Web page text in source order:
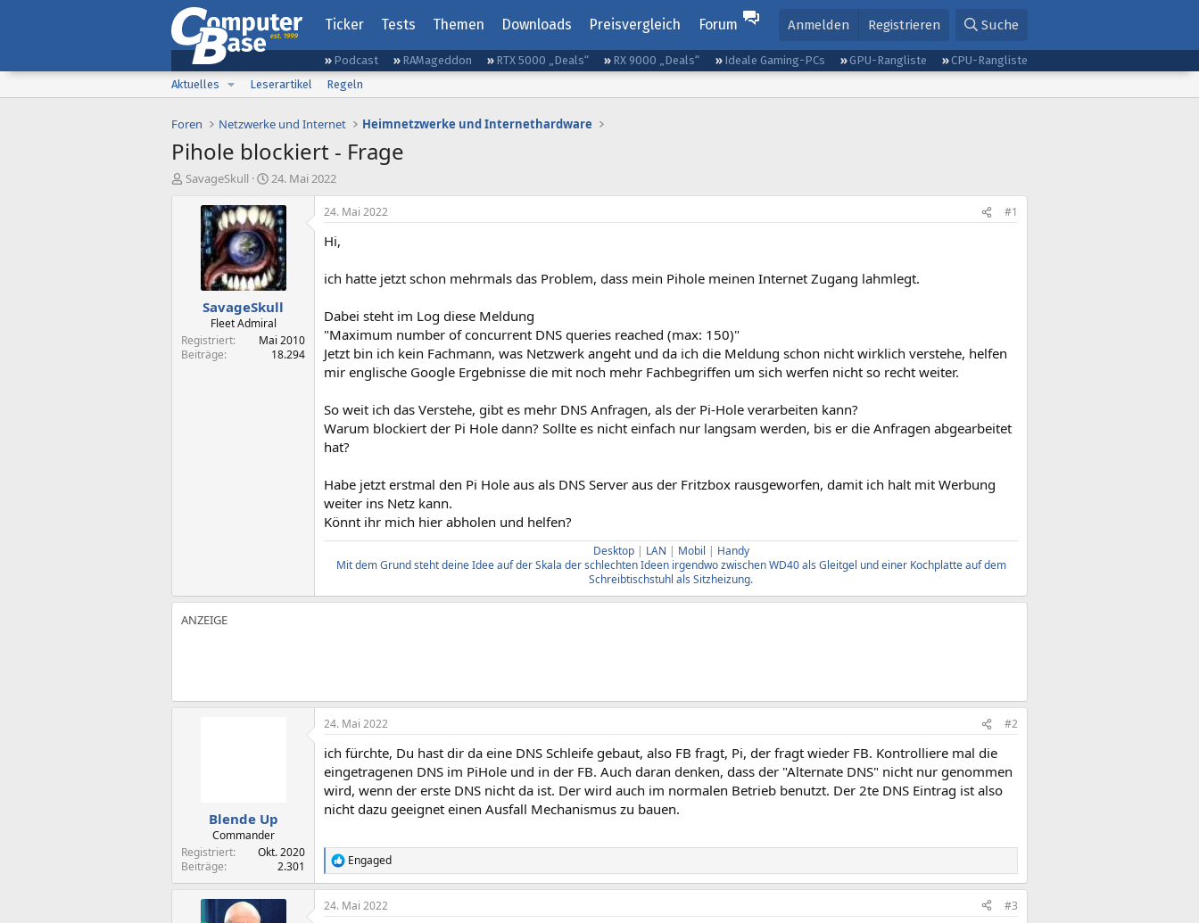
Ticker Tests Themen Downloads Preisvergleich Forum Anmelden Registrieren Suche
Podcast RAMageddon RTX 5000 „Deals“ RX 9000 „Deals“ Ideale Gaming-PCs GPU-Rangliste
CPU-Rangliste
Aktuelles
Leserartikel Regeln
Foren Netzwerke und Internet Heimnetzwerke und Internethardware
Pihole blockiert - Frage
E
SavageSkull
E
s
t
e
l
l
t
a
m
24. Mai 2022
SavageSkull
Fleet Admiral
Registriert
Mai 2010
Beiträge
18.294
24. Mai 2022 #1
Hi,
ich hatte jetzt schon mehrmals das Problem, dass mein Pihole meinen Internet Zugang lahmlegt.
Dabei steht im Log diese Meldung
"Maximum number of concurrent DNS queries reached (max: 150)"
Jetzt bin ich kein Fachmann, was Netzwerk angeht und da ich die Meldung schon nicht wirklich verstehe, helfen
mir englische Google Ergebnisse die mit noch mehr Fachbegriffen um sich werfen nicht so recht weiter.
So weit ich das Verstehe, gibt es mehr DNS Anfragen, als der Pi-Hole verarbeiten kann?
Warum blockiert der Pi Hole dann? Sollte es nicht einfach nur langsam werden, bis er die Anfragen abgearbeitet
hat?
Habe jetzt erstmal den Pi Hole aus als DNS Server aus der Fritzbox rausgeworfen, damit ich halt mit Werbung
weiter ins Netz kann.
Könnt ihr mich hier abholen und helfen?
Desktop| LAN | Mobil | Handy
Mit dem Grund steht deine Idee auf der Skala der schlechten Ideen irgendwo zwischen WD40 als Gleitgel und einer Kochplatte auf dem
Schreibtischstuhl als Sitzheizung.
Blende Up
Commander
Registriert
Okt. 2020
Beiträge
2.301
24. Mai 2022 #2
ich fürchte, Du hast dir da eine DNS Schleife gebaut, also FB fragt, Pi, der fragt wieder FB. Kontrolliere mal die
eingetragenen DNS im PiHole und in der FB. Auch daran denken, dass der "Alternate DNS" nicht nur genommen
wird, wenn der erste DNS nicht da ist. Der wird auch im normalen Betrieb benutzt. Der 2te DNS Eintrag ist also
nicht dazu geeignet einen Ausfall Mechanismus zu bauen.
R
e
a
k
Engaged
24. Mai 2022 #3